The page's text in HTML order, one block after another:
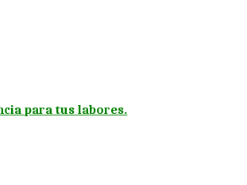
para tus labores.